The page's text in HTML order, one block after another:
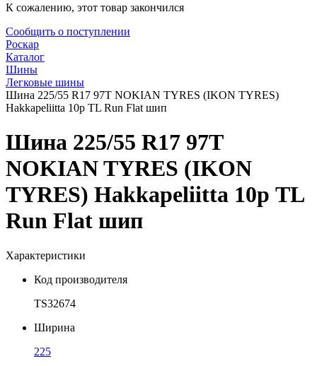
К сожалению, этот товар закончился
Сообщить о поступлении
Роскар
Каталог
Шины
Легковые шины
Шина 225/55 R17 97T NOKIAN TYRES (IKON TYRES)
Hakkapeliitta 10р TL Run Flat шип
Шина 225/55 R17 97T
NOKIAN TYRES (IKON
TYRES) Hakkapeliitta 10р TL
Run Flat шип
Характеристики
Код производителя
TS32674
Ширина
225